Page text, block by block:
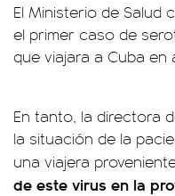
El Ministerio de Salud
el primer caso de
que viajara a Cuba en
En tanto, la directora
la situación de la
una viajera
de este virus en la